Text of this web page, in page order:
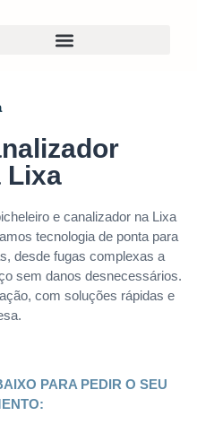
Lixa
e canalizador na Lixa
tecnologia de ponta para
desde fugas complexas a
sem danos desnecessários.
com soluções rápidas e
PARA PEDIR O SEU